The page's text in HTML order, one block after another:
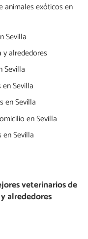
animales exóticos en
Sevilla
alrededores
Sevilla
Sevilla
en Sevilla
en Sevilla
Sevilla
veterinarios de
alrededores